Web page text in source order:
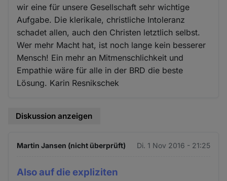
wir eine für unsere Gesellschaft sehr wichtige
Aufgabe. Die klerikale, christliche Intoleranz
schadet allen, auch den Christen letztlich selbst.
Wer mehr Macht hat, ist noch lange kein besserer
Mensch! Ein mehr an Mitmenschlichkeit und
Empathie wäre für alle in der BRD die beste
Lösung. Karin Resnikschek
Diskussion anzeigen
Martin Jansen (nicht überprüft) Di. 1 Nov 2016 - 21:25
Also auf die expliziten